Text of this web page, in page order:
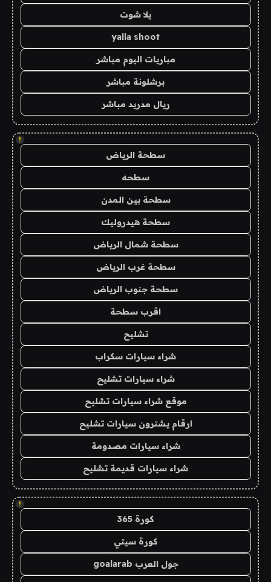
يلا شوت
yalla shoot
مباريات اليوم مباشر
برشلونة مباشر
ريال مدريد مباشر
!
سطحة الرياض
سطحه
سطحة بين المدن
سطحة هيدروليك
سطحة شمال الرياض
سطحة غرب الرياض
سطحة جنوب الرياض
اقرب سطحة
تشليح
شراء سيارات سكراب
شراء سيارات تشليح
موقع شراء سيارات تشليح
ارقام يشترون سيارات تشليح
شراء سيارات مصدومة
شراء سيارات قديمة تشليح
!
كورة 365
كورة سيتي
جول العرب goalarab